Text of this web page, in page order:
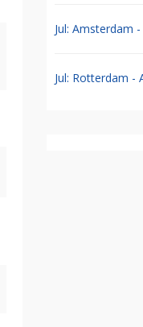
Jul: Amsterdam
Jul: Rotterdam -